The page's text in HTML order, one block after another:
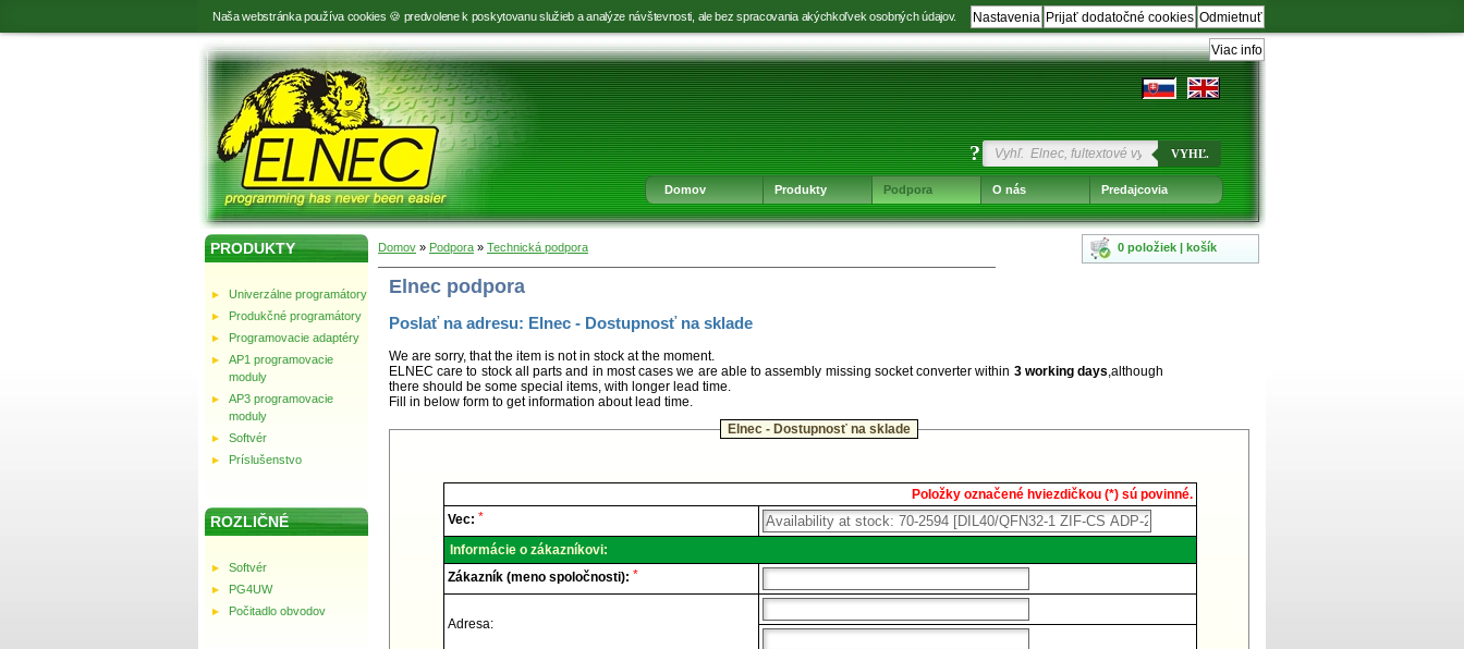
Naša webstránka používa cookies 🍪 predvolene k poskytovanu služieb a analýze návštevnosti, ale bez spracovania akýchkoľvek osobných údajov. Odmietnuť
Prijať dodatočné cookies
Nastavenia
Viac info
na
výber
jazyka
na
hlavnú
navigáciu
na
obsah
na
navigáciu
v
päte
? VYHĽ.
Domov Produkty Podpora O nás Predajcovia
0 položiek | košík
PRODUKTY
Univerzálne programátory
Produkčné programátory
Programovacie adaptéry
AP1 programovacie
moduly
AP3 programovacie
moduly
Softvér
Príslušenstvo
ROZLIČNÉ
Softvér
PG4UW
Počitadlo obvodov
Domov » Podpora » Technická podpora
Elnec podpora
Poslať na adresu: Elnec - Dostupnosť na sklade
We are sorry, that the item is not in stock at the moment.
ELNEC care to stock all parts and in most cases we are able to assembly missing socket converter within 3 working days,although
there should be some special items, with longer lead time.
Fill in below form to get information about lead time.
Elnec - Dostupnosť na sklade
Elnec
Technická
podpora.
Položky označené hviezdičkou (*) sú povinné.
Vec: *
Informácie o zákazníkovi:
Zákazník (meno spoločnosti): *
Adresa: